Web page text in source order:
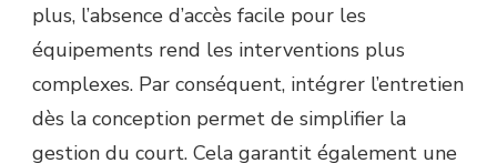
plus, l’absence d’accès facile pour les
équipements rend les interventions plus
complexes. Par conséquent, intégrer l’entretien
dès la conception permet de simplifier la
gestion du court. Cela garantit également une